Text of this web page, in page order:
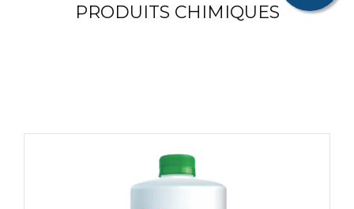
PRODUITS CHIMIQUES